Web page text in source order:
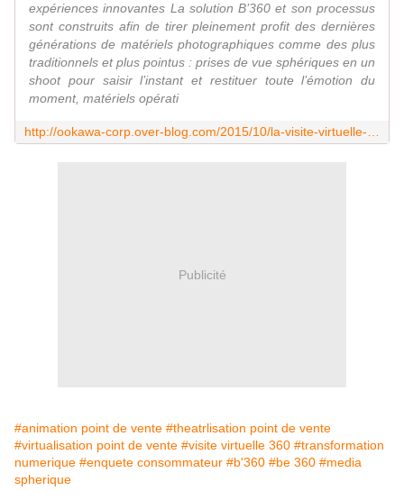
expériences innovantes La solution B’360 et son processus
sont construits afin de tirer pleinement profit des dernières
générations de matériels photographiques comme des plus
traditionnels et plus pointus : prises de vue sphériques en un
shoot pour saisir l’instant et restituer toute l’émotion du
moment, matériels opérati
Publicité
#animation point de vente #theatrlisation point de vente
#virtualisation point de vente #visite virtuelle 360 #transformation
numerique #enquete consommateur #b'360 #be 360 #media
spherique